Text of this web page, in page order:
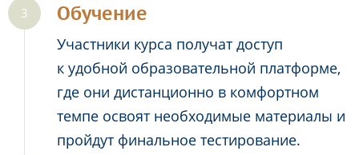
Обучение
Участники курса получат доступ
к удобной образовательной платформе,
где они дистанционно в комфортном
темпе освоят необходимые материалы и
пройдут финальное тестирование.